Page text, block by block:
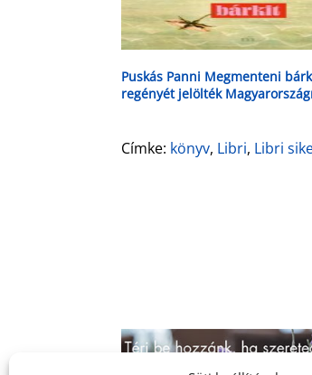
Puskás Panni Megmenteni
regényét jelölték
Címke: könyv, Libri, Libri